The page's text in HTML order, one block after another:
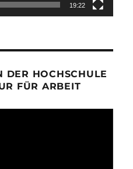
19:22
DER HOCHSCHULE
FÜR ARBEIT